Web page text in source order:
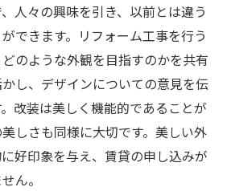
人々の興味を引き、以前とは違う
できます。リフォーム工事を行う
のような外観を目指すのかを共有
し、デザインについての意見を伝
改装は美しく機能的であることが
しさも同様に大切です。美しい外
好印象を与え、賃貸の申し込みが
ん。